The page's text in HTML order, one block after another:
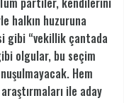
halkın huzuruna
gibi “vekillik çantada
olgular, bu seçim
Hem
ile aday